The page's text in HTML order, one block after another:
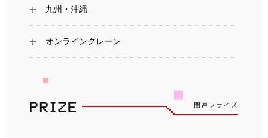
九州・沖縄
オンラインクレーン
関連プライズ